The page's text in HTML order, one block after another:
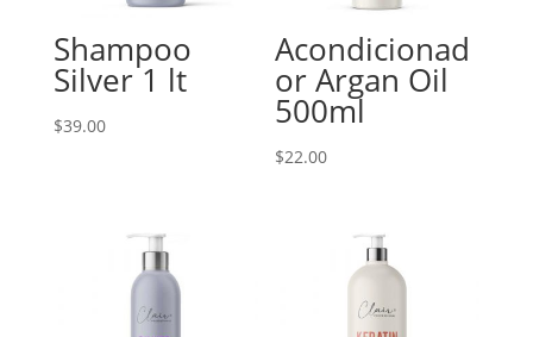
Shampoo
Silver 1 lt
$39.00
Acondicionad
or Argan Oil
500ml
$22.00